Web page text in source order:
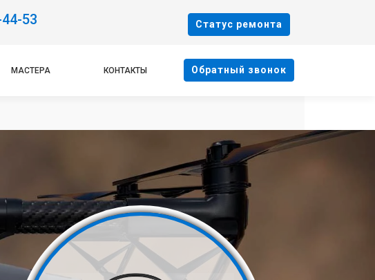
53 Cтатус ремонта
МАСТЕРА КОНТАКТЫ Oбратный звонок